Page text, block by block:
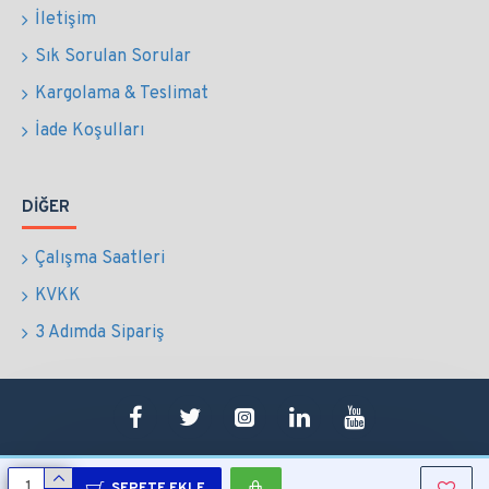
İletişim
Sık Sorulan Sorular
Kargolama & Teslimat
İade Koşulları
DIĞER
Çalışma Saatleri
KVKK
3 Adımda Sipariş